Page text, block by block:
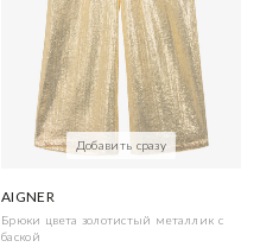
Добавить сразу
AIGNER
Брюки цвета золотистый металлик с
баской